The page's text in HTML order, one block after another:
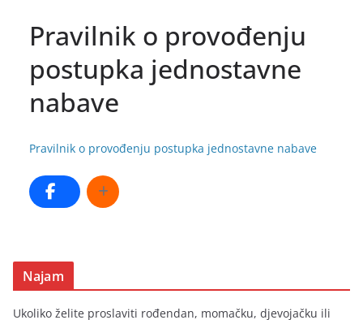
Pravilnik o provođenju
postupka jednostavne
nabave
Pravilnik o provođenju postupka jednostavne nabave
Najam
Ukoliko želite proslaviti rođendan, momačku, djevojačku ili